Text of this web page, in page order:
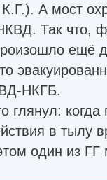
А мост
Так что,
ещё
НКГБ.
глянул: когда
в тылу
один из ГГ